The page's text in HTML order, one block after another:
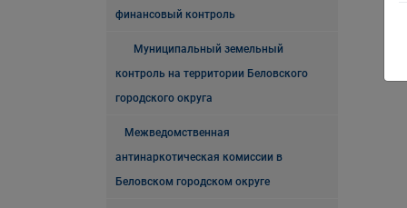
финансовый контроль
Муниципальный земельный
контроль на территории Беловского
городского округа
Межведомственная
антинаркотическая комиссии в
Беловском городском округе